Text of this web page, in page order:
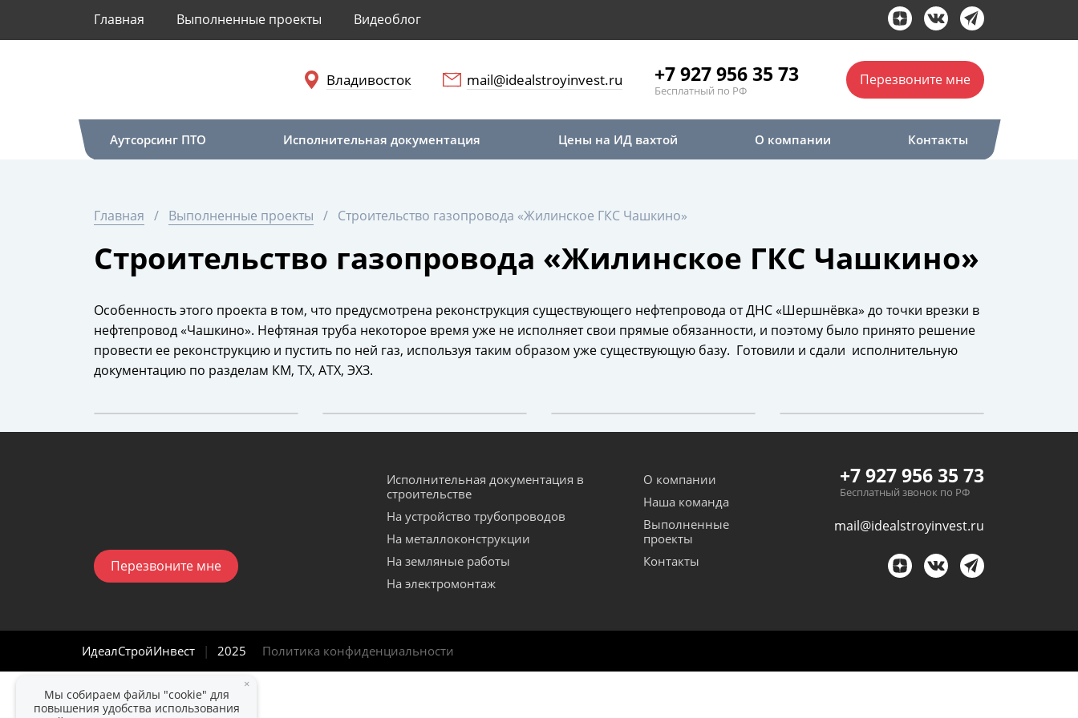
Главная Выполненные проекты Видеоблог
Владивосток mail@idealstroyinvest.ru +7 927 956 35 73
Бесплатный по РФ
Перезвоните мне
Аутсорсинг ПТО Исполнительная документация Цены на ИД вахтой О компании Контакты
Главная Выполненные проекты Строительство газопровода «Жилинское ГКС Чашкино»
Строительство газопровода «Жилинское ГКС Чашкино»
Особенность этого проекта в том, что предусмотрена реконструкция существующего нефтепровода от ДНС «Шершнёвка» до точки врезки в
нефтепровод «Чашкино». Нефтяная труба некоторое время уже не исполняет свои прямые обязанности, и поэтому было принято решение
провести ее реконструкцию и пустить по ней газ, используя таким образом уже существующую базу. Готовили и сдали исполнительную
документацию по разделам КМ, ТХ, АТХ, ЭХЗ.
Перезвоните мне
Исполнительная документация в
строительстве
На устройство трубопроводов
На металлоконструкции
На земляные работы
На электромонтаж
О компании
Наша команда
Выполненные
проекты
Контакты
+7 927 956 35 73
Бесплатный звонок по РФ
mail@idealstroyinvest.ru
ИдеалСтройИнвест | 2025 Политика конфиденциальности
×
Мы собираем файлы "cookie" для
повышения удобства использования